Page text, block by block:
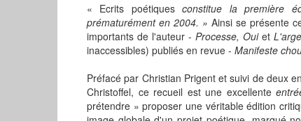
« Ecrits poétiquesconstitue la première
prématurément en 2004. » Ainsi se présente
importants de l'auteur - Processe, Ouiet
inaccessibles) publiés en revue - Manifeste
Préfacé par Christian Prigent et suivi de deux
Christoffel, ce recueil est une excellente
prétendre » proposer une véritable édition